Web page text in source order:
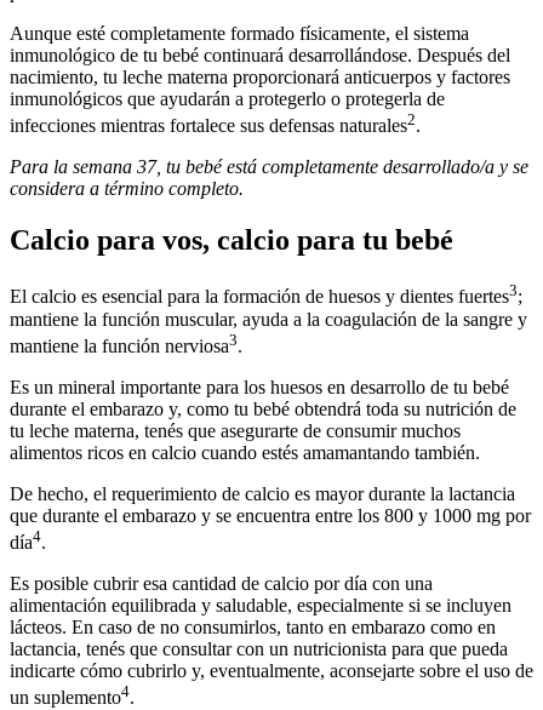
Aunque esté completamente formado físicamente, el sistema
inmunológico de tu bebé continuará desarrollándose. Después del
nacimiento, tu leche materna proporcionará anticuerpos y factores
inmunológicos que ayudarán a protegerlo o protegerla de
infecciones mientras fortalece sus defensas naturales2.
Para la semana 37, tu bebé está completamente desarrollado/a y se
considera a término completo.
Calcio para vos, calcio para tu bebé
El calcio es esencial para la formación de huesos y dientes fuertes3;
mantiene la función muscular, ayuda a la coagulación de la sangre y
mantiene la función nerviosa3.
Es un mineral importante para los huesos en desarrollo de tu bebé
durante el embarazo y, como tu bebé obtendrá toda su nutrición de
tu leche materna, tenés que asegurarte de consumir muchos
alimentos ricos en calcio cuando estés amamantando también.
De hecho, el requerimiento de calcio es mayor durante la lactancia
que durante el embarazo y se encuentra entre los 800 y 1000 mg por
día4.
Es posible cubrir esa cantidad de calcio por día con una
alimentación equilibrada y saludable, especialmente si se incluyen
lácteos. En caso de no consumirlos, tanto en embarazo como en
lactancia, tenés que consultar con un nutricionista para que pueda
indicarte cómo cubrirlo y, eventualmente, aconsejarte sobre el uso de
un suplemento4.